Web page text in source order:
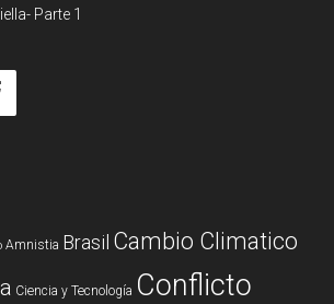
Parte 1
Amnistia Brasil Cambio Climatico
Ciencia y Tecnología Conflicto